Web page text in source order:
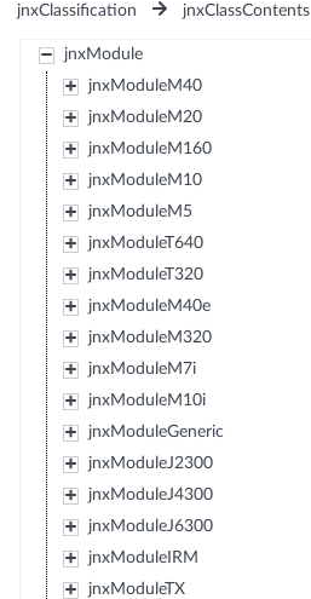
jnxClassification
jnxClassContents
jnxModule
jnxModuleM40
jnxModuleM20
jnxModuleM160
jnxModuleM10
jnxModuleM5
jnxModuleT640
jnxModuleT320
jnxModuleM40e
jnxModuleM320
jnxModuleM7i
jnxModuleM10i
jnxModuleGeneric
jnxModuleJ2300
jnxModuleJ4300
jnxModuleJ6300
jnxModuleIRM
jnxModuleTX